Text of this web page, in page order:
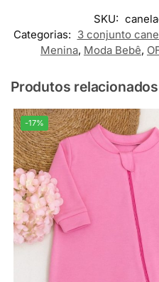
SKU:
Categorias: 3 conjunto
Menina, Moda Bebê,
Produtos relacionados
-17%